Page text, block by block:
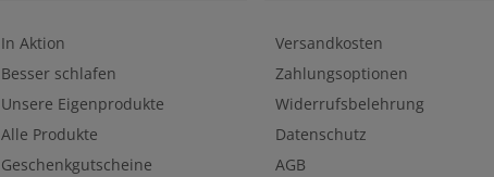
In Aktion
Besser schlafen
Unsere Eigenprodukte
Alle Produkte
Geschenkgutscheine
Versandkosten
Zahlungsoptionen
Widerrufsbelehrung
Datenschutz
AGB